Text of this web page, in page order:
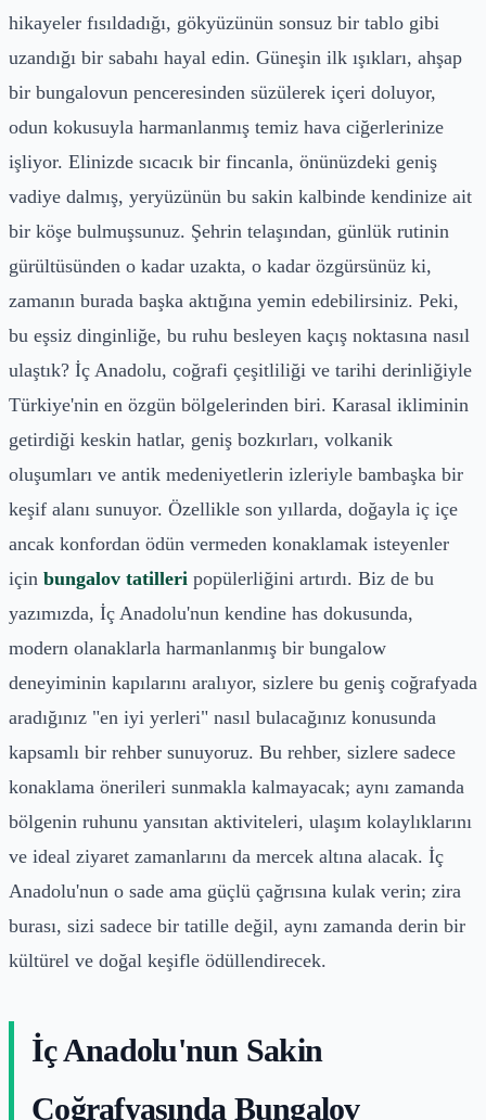
hikayeler fısıldadığı, gökyüzünün sonsuz bir tablo gibi
uzandığı bir sabahı hayal edin. Güneşin ilk ışıkları, ahşap
bir bungalovun penceresinden süzülerek içeri doluyor,
odun kokusuyla harmanlanmış temiz hava ciğerlerinize
işliyor. Elinizde sıcacık bir fincanla, önünüzdeki geniş
vadiye dalmış, yeryüzünün bu sakin kalbinde kendinize ait
bir köşe bulmuşsunuz. Şehrin telaşından, günlük rutinin
gürültüsünden o kadar uzakta, o kadar özgürsünüz ki,
zamanın burada başka aktığına yemin edebilirsiniz. Peki,
bu eşsiz dinginliğe, bu ruhu besleyen kaçış noktasına nasıl
ulaştık? İç Anadolu, coğrafi çeşitliliği ve tarihi derinliğiyle
Türkiye'nin en özgün bölgelerinden biri. Karasal ikliminin
getirdiği keskin hatlar, geniş bozkırları, volkanik
oluşumları ve antik medeniyetlerin izleriyle bambaşka bir
keşif alanı sunuyor. Özellikle son yıllarda, doğayla iç içe
ancak konfordan ödün vermeden konaklamak isteyenler
için bungalov tatilleri popülerliğini artırdı. Biz de bu
yazımızda, İç Anadolu'nun kendine has dokusunda,
modern olanaklarla harmanlanmış bir bungalow
deneyiminin kapılarını aralıyor, sizlere bu geniş coğrafyada
aradığınız "en iyi yerleri" nasıl bulacağınız konusunda
kapsamlı bir rehber sunuyoruz. Bu rehber, sizlere sadece
konaklama önerileri sunmakla kalmayacak; aynı zamanda
bölgenin ruhunu yansıtan aktiviteleri, ulaşım kolaylıklarını
ve ideal ziyaret zamanlarını da mercek altına alacak. İç
Anadolu'nun o sade ama güçlü çağrısına kulak verin; zira
burası, sizi sadece bir tatille değil, aynı zamanda derin bir
kültürel ve doğal keşifle ödüllendirecek.
İç Anadolu'nun Sakin
Coğrafyasında Bungalov